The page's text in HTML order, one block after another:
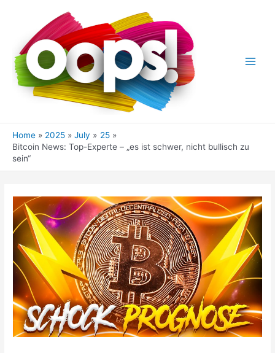
Home 2025 July
25
Bitcoin News: Top-Experte – „es ist schwer, nicht bullisch zu
sein“